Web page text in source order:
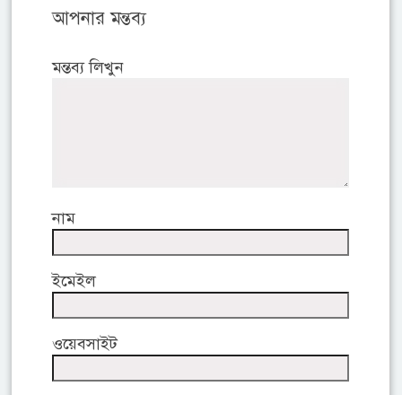
আপনার মন্তব্য
মন্তব্য লিখুন
নাম
ইমেইল
ওয়েবসাইট